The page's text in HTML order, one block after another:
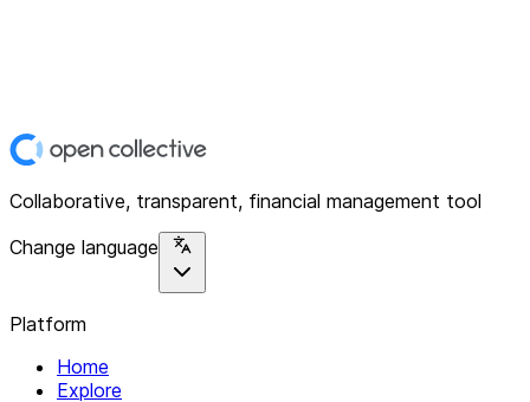
Collaborative, transparent, financial management tool
Change language
Platform
Home
Explore